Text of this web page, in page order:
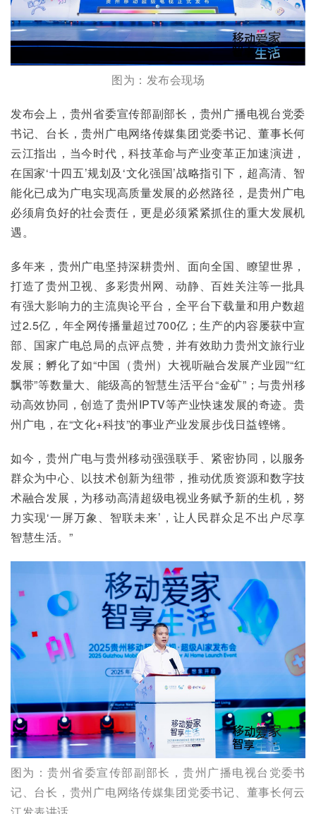
图为：发布会现场
发布会上，贵州省委宣传部副部长，贵州广播电视台党委
书记、台长，贵州广电网络传媒集团党委书记、董事长何
云江指出，当今时代，科技革命与产业变革正加速演进，
在国家‘十四五’规划及‘文化强国’战略指引下，超高清、智
能化已成为广电实现高质量发展的必然路径，是贵州广电
必须肩负好的社会责任，更是必须紧紧抓住的重大发展机
遇。
多年来，贵州广电坚持深耕贵州、面向全国、瞭望世界，
打造了贵州卫视、多彩贵州网、动静、百姓关注等一批具
有强大影响力的主流舆论平台，全平台下载量和用户数超
过2.5亿，年全网传播量超过700亿；生产的内容屡获中宣
部、国家广电总局的点评点赞，并有效助力贵州文旅行业
发展；孵化了如“中国（贵州）大视听融合发展产业园”“红
飘带”等数量大、能级高的智慧生活平台“金矿”；与贵州移
动高效协同，创造了贵州IPTV等产业快速发展的奇迹。贵
州广电，在“文化+科技”的事业产业发展步伐日益铿锵。
如今，贵州广电与贵州移动强强联手、紧密协同，以服务
群众为中心、以技术创新为纽带，推动优质资源和数字技
术融合发展，为移动高清超级电视业务赋予新的生机，努
力实现‘一屏万象、智联未来’，让人民群众足不出户尽享
智慧生活。”
图为：贵州省委宣传部副部长，贵州广播电视台党委书
记、台长，贵州广电网络传媒集团党委书记、董事长何云